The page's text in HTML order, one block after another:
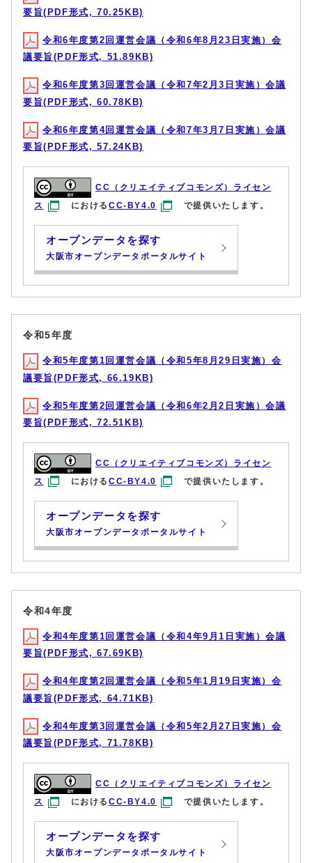
要旨(PDF形式, 70.25KB)
令和6年度第2回運営会議（令和6年8月23日実施）会
議要旨(PDF形式, 51.89KB)
令和6年度第3回運営会議（令和7年2月3日実施）会議
要旨(PDF形式, 60.78KB)
令和6年度第4回運営会議（令和7年3月7日実施）会議
要旨(PDF形式, 57.24KB)
CC（クリエイティブコモンズ）ライセン
ス
におけるCC-BY4.0 で提供いたします。
オープンデータを探す
大阪市オープンデータポータルサイト
令和5年度
令和5年度第1回運営会議（令和5年8月29日実施）会
議要旨(PDF形式, 66.19KB)
令和5年度第2回運営会議（令和6年2月2日実施）会議
要旨(PDF形式, 72.51KB)
CC（クリエイティブコモンズ）ライセン
ス
におけるCC-BY4.0 で提供いたします。
オープンデータを探す
大阪市オープンデータポータルサイト
令和4年度
令和4年度第1回運営会議（令和4年9月1日実施）会議
要旨(PDF形式, 67.69KB)
令和4年度第2回運営会議（令和5年1月19日実施）会
議要旨(PDF形式, 64.71KB)
令和4年度第3回運営会議（令和5年2月27日実施）会
議要旨(PDF形式, 71.78KB)
CC（クリエイティブコモンズ）ライセン
ス
におけるCC-BY4.0 で提供いたします。
オープンデータを探す
大阪市オープンデータポータルサイト